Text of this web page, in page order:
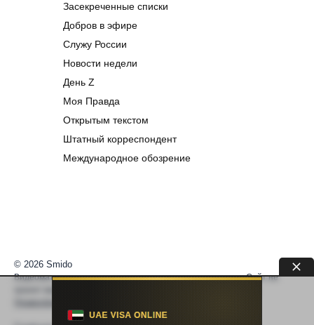
Засекреченные списки
Добров в эфире
Служу России
Новости недели
День Z
Моя Правда
Открытым текстом
Штатный корреспондент
Международное обозрение
© 2026 Smido
Видеоматериалы встраиваются из открытых источников. Сайт не